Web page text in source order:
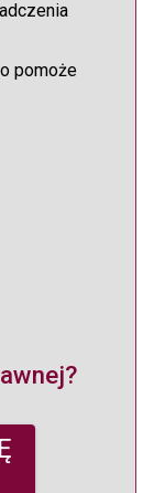
pomoże